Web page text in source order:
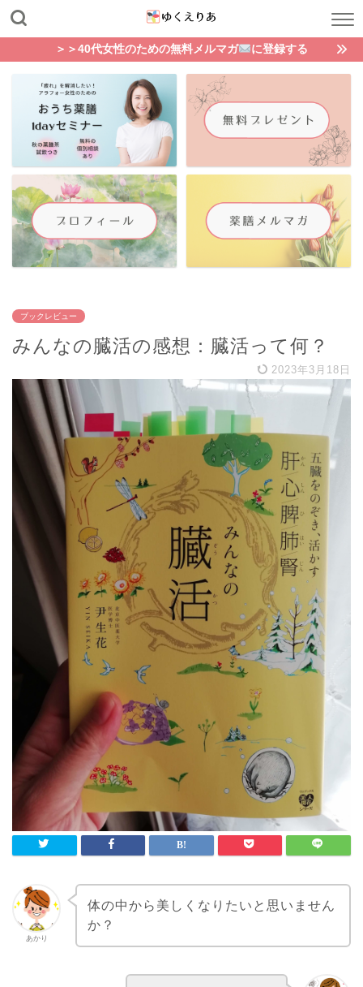
＞＞40代女性のための無料メルマガ に登録する
ブックレビュー
みんなの臓活の感想：臓活って何？
2023年3月18日
あかり
体の中から美しくなりたいと思いません
か？